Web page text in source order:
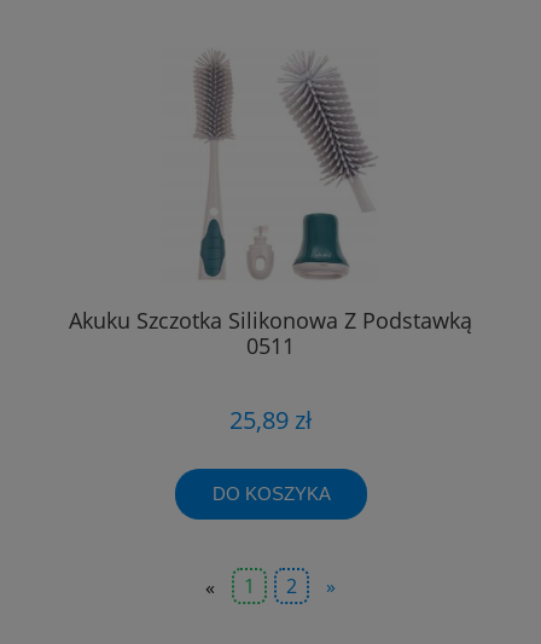
Akuku Szczotka Silikonowa Z Podstawką
0511
25,89 zł
DO KOSZYKA
« 1 2 »